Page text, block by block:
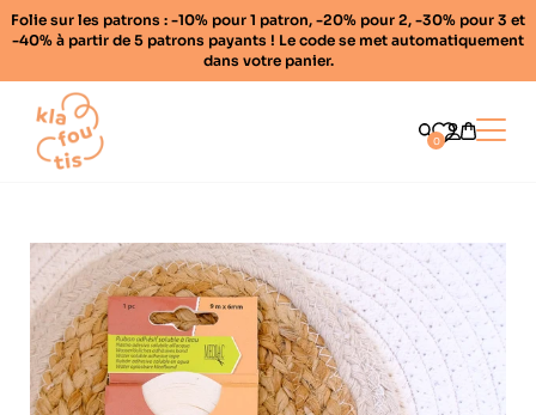
Folie sur les patrons : -10% pour 1 patron, -20% pour 2, -30% pour 3 et
-40% à partir de 5 patrons payants ! Le code se met automatiquement
dans votre panier.
Home
0